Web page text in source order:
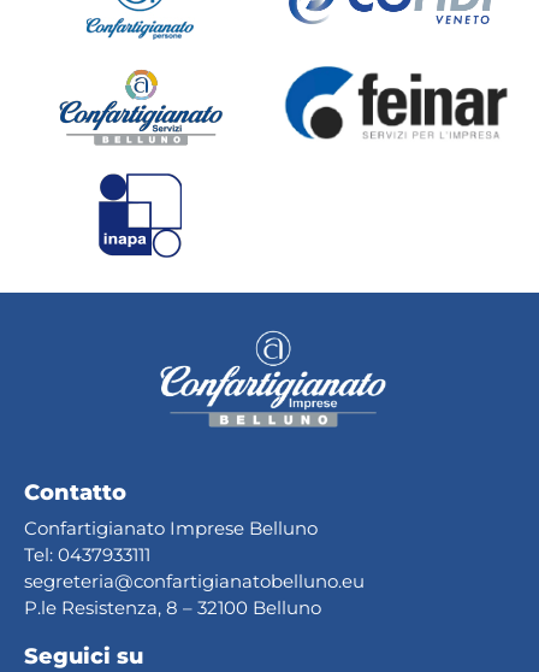
Contatto
Confartigianato Imprese Belluno
Tel: 0437933111
segreteria@confartigianatobelluno.eu
P.le Resistenza, 8 – 32100 Belluno
Seguici su